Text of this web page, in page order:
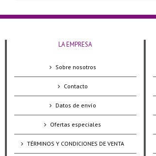
LA EMPRESA
Sobre nosotros
Contacto
Datos de envío
Ofertas especiales
TÉRMINOS Y CONDICIONES DE VENTA